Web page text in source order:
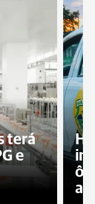
terá
e